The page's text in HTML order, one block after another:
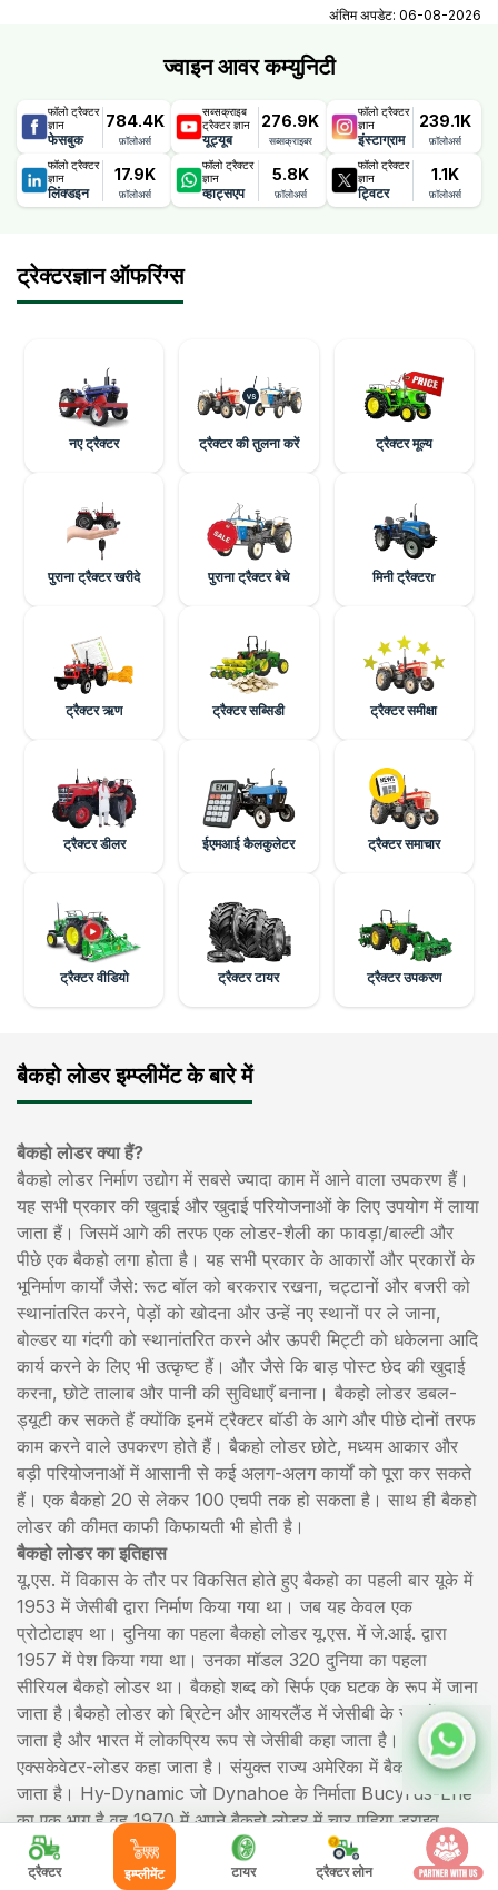
अंतिम अपडेट: 06-08-2026
ज्वाइन आवर कम्युनिटी
फॉलो ट्रैक्टर
ज्ञान
फेसबुक
784.4K
फ़ॉलोअर्स
सब्सक्राइब
ट्रैक्टर ज्ञान
यूट्यूब
276.9K
सब्सक्राइबर
फॉलो ट्रैक्टर
ज्ञान
इंस्टाग्राम
239.1K
फ़ॉलोअर्स
फॉलो ट्रैक्टर
ज्ञान
लिंक्डइन
17.9K
फ़ॉलोअर्स
फॉलो ट्रैक्टर
ज्ञान
व्हाट्सएप
5.8K
फ़ॉलोअर्स
फॉलो ट्रैक्टर
ज्ञान
ट्विटर
1.1K
फ़ॉलोअर्स
ट्रेक्टरज्ञान ऑफरिंग्स
नए ट्रैक्टर ट्रैक्टर की तुलना करें ट्रैक्टर मूल्य
पुराना ट्रैक्टर खरीदे पुराना ट्रैक्टर बेचे मिनी ट्रैक्टरr
ट्रैक्टर ऋण ट्रैक्टर सब्सिडी ट्रैक्टर समीक्षा
ट्रैक्टर डीलर ईएमआई कैलकुलेटर ट्रैक्टर समाचार
ट्रैक्टर वीडियो ट्रैक्टर टायर ट्रैक्टर उपकरण
बैकहो लोडर इम्प्लीमेंट के बारे में
बैकहो लोडर क्या हैं?
बैकहो लोडर निर्माण उद्योग में सबसे ज्यादा काम में आने वाला उपकरण हैं।
यह सभी प्रकार की खुदाई और खुदाई परियोजनाओं के लिए उपयोग में लाया
जाता हैं। जिसमें आगे की तरफ एक लोडर-शैली का फावड़ा/बाल्टी और
पीछे एक बैकहो लगा होता है। यह सभी प्रकार के आकारों और प्रकारों के
भूनिर्माण कार्यों जैसे: रूट बॉल को बरकरार रखना, चट्टानों और बजरी को
स्थानांतरित करने, पेड़ों को खोदना और उन्हें नए स्थानों पर ले जाना​​,
बोल्डर या गंदगी को स्थानांतरित करने और ऊपरी मिट्टी को धकेलना आदि
कार्य करने के लिए भी उत्कृष्ट हैं। और जैसे कि बाड़ पोस्ट छेद की खुदाई
करना, छोटे तालाब और पानी की सुविधाएँ बनाना। बैकहो लोडर डबल-
ड्यूटी कर सकते हैं क्योंकि इनमें ट्रैक्टर बॉडी के आगे और पीछे दोनों तरफ
काम करने वाले उपकरण होते हैं। बैकहो लोडर छोटे, मध्यम आकार और
बड़ी परियोजनाओं में आसानी से कई अलग-अलग कार्यों को पूरा कर सकते
हैं। एक बैकहो 20 से लेकर 100 एचपी तक हो सकता है। साथ ही बैकहो
लोडर की कीमत काफी किफायती भी होती है।
बैकहो लोडर का इतिहास
यू.एस. में विकास के तौर पर विकसित होते हुए बैकहो का पहली बार यूके में
1953 में जेसीबी द्वारा निर्माण किया गया था। जब यह केवल एक
प्रोटोटाइप था। दुनिया का पहला बैकहो लोडर यू.एस. में जे.आई. द्वारा
1957 में पेश किया गया था। उनका मॉडल 320 दुनिया का पहला
सीरियल बैकहो लोडर था। बैकहो शब्द को सिर्फ एक घटक के रूप में जाना
जाता है।बैकहो लोडर को ब्रिटेन और आयरलैंड में जेसीबी के रूप में जाना
जाता है और भारत में लोकप्रिय रूप से जेसीबी कहा जाता है। रूस में
एक्सकेवेटर-लोडर कहा जाता है। संयुक्त राज्य अमेरिका में बैकहोज़ कहा
जाता है। Hy-Dynamic जो Dynahoe के निर्माता Bucyrus-Erie
का एक भाग है वह 1970 में अपने बैकहो लोडर में चार पहिया ड्राइव
सिस्टम को शामिल करने वाली पहली कंपनी थी जिससे इन मॉडलों को
किसी भी इलाके में जाने की अनुमति मिली।
ट्रैक्टर इम्प्लीमेंट टायर ट्रैक्टर लोन